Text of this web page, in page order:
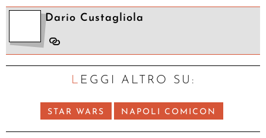
Dario Custagliola
LEGGI ALTRO SU:
STAR WARS NAPOLI COMICON